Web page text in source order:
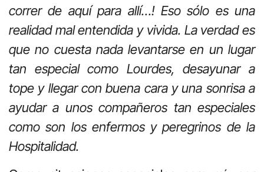
correr de aquí para allí…! Eso sólo es una
realidad mal entendida y vivida. La verdad es
que no cuesta nada levantarse en un lugar
tan especial como Lourdes, desayunar a
tope y llegar con buena cara y una sonrisa a
ayudar a unos compañeros tan especiales
como son los enfermos y peregrinos de la
Hospitalidad.